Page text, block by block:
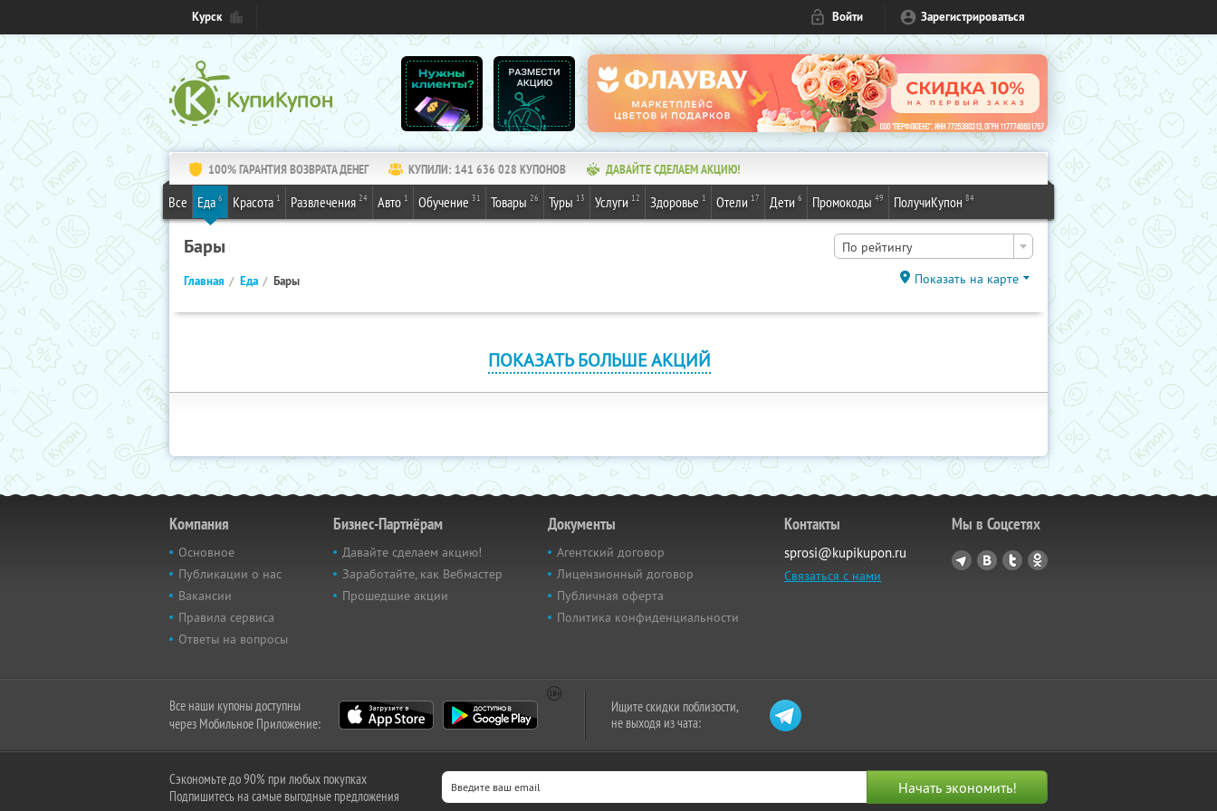
Курск Войти Зарегистрироваться
100% ГАРАНТИЯ ВОЗВРАТА ДЕНЕГ КУПИЛИ: 141 636 028 КУПОНОВ ДАВАЙТЕ СДЕЛАЕМ АКЦИЮ!
Все Еда 6 Красота 1 Развлечения 24 Авто 1 Обучение 31 Товары 26 Туры 13 Услуги 12 Здоровье 1 Отели 17 Дети 6 Промокоды 49 ПолучиКупон 84
Бары По рейтингу
Главная Еда Бары Показать на карте
ПОКАЗАТЬ БОЛЬШЕ АКЦИЙ
Компания
Основное
Публикации о нас
Вакансии
Правила сервиса
Ответы на вопросы
Бизнес-Партнёрам
Давайте сделаем акцию!
Заработайте, как Вебмастер
Прошедшие акции
Документы
Агентский договор
Лицензионный договор
Публичная оферта
Политика конфиденциальности
Контакты
sprosi@kupikupon.ru
Связаться с нами
Мы в Соцсетях
Все наши купоны доступны
через Мобильное Приложение:
Ищите скидки поблизости,
не выходя из чата:
Сэкономьте до 90% при любых покупках
Подпишитесь на самые выгодные предложения